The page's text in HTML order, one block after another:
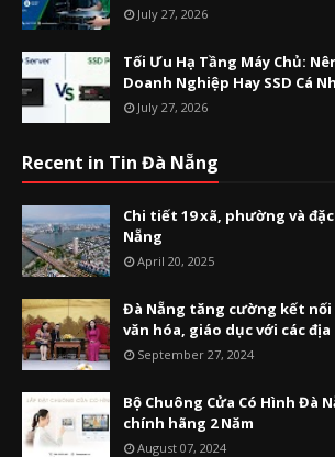
July 27, 2026
Tối Ưu Hạ Tầng Máy Chủ:
Doanh Nghiệp Hay SSD Cá
July 27, 2026
Recent in Tin Đà Nẵng
Chi tiết 19 xã, phường và
Nẵng
April 20, 2025
Đà Nẵng tăng cường kết
văn hóa, giáo dục với các
September 27, 2024
Bộ Chuông Cửa Có Hình Đà
chính hãng 2 Năm
August 07, 2024